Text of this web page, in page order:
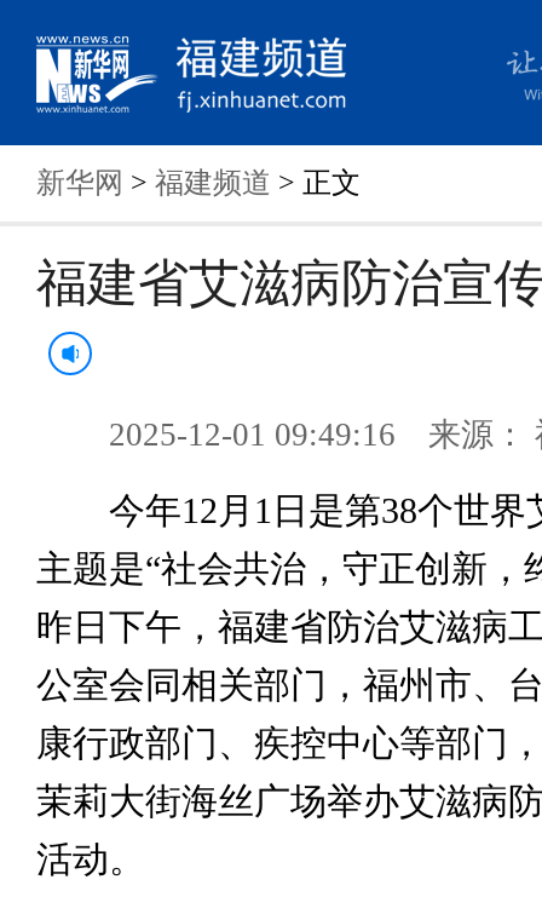
新华网 > 福建频道 > 正文
福建省艾滋病防治宣
2025-12-01 09:49:16 来源：
今年12月1日是第38个世界
主题是“社会共治，守正创新，
昨日下午，福建省防治艾滋病
公室会同相关部门，福州市、
康行政部门、疾控中心等部门
茉莉大街海丝广场举办艾滋病
活动。